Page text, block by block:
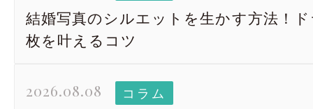
結婚写真のシルエットを生かす方法！
枚を叶えるコツ
2026.08.08 コラム